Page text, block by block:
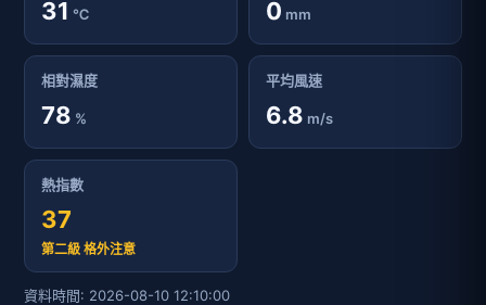
31 ℃ 0 mm
相對濕度
78 %
平均風速
6.8 m/s
熱指數
37
第二級 格外注意
資料時間: 2026-08-10 12:10:00